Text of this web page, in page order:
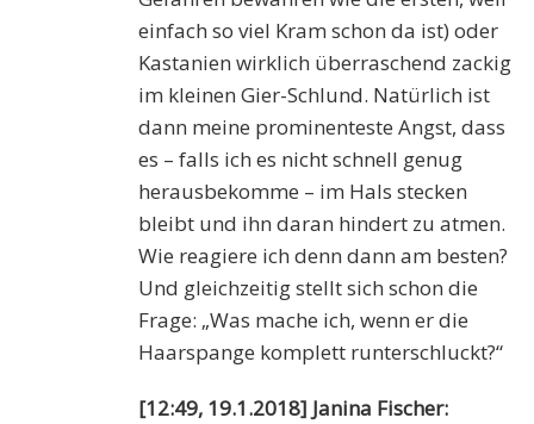
einfach so viel Kram schon da ist) oder
Kastanien wirklich überraschend zackig
im kleinen Gier-Schlund. Natürlich ist
dann meine prominenteste Angst, dass
es – falls ich es nicht schnell genug
herausbekomme – im Hals stecken
bleibt und ihn daran hindert zu atmen.
Wie reagiere ich denn dann am besten?
Und gleichzeitig stellt sich schon die
Frage: „Was mache ich, wenn er die
Haarspange komplett runterschluckt?“
[12:49, 19.1.2018] Janina Fischer: